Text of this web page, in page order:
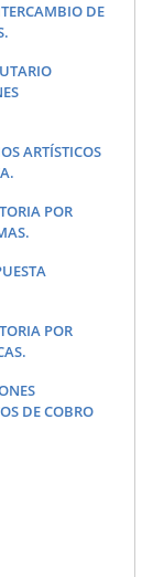
DE
ARTÍSTICOS
POR
POR
DE COBRO